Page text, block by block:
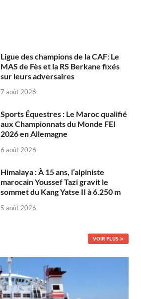
Ligue des champions de la CAF: Le
MAS de Fès et la RS Berkane fixés
sur leurs adversaires
7 août 2026
Sports Équestres : Le Maroc qualifié
aux Championnats du Monde FEI
2026 en Allemagne
6 août 2026
Himalaya : À 15 ans, l’alpiniste
marocain Youssef Tazi gravit le
sommet du Kang Yatse II à 6.250 m
5 août 2026
VOIR PLUS